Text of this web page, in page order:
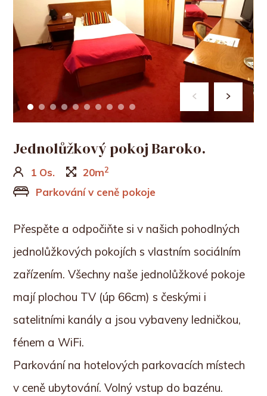
Jednolůžkový pokoj Baroko.
1 Os. 20m2
Parkování v ceně pokoje
Přespěte a odpočiňte si v našich pohodlných
jednolůžkových pokojích s vlastním sociálním
zařízením. Všechny naše jednolůžkové pokoje
mají plochou TV (úp 66cm) s českými i
satelitními kanály a jsou vybaveny ledničkou,
fénem a WiFi.
Parkování na hotelových parkovacích místech
v ceně ubytování. Volný vstup do bazénu.